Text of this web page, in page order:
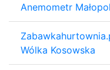
Anemometr
Wólka Kosowska